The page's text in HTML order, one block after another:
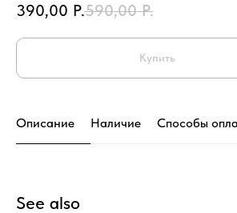
390,00 Р.590,00 Р.
Купить
Описание Наличие Способы
See also